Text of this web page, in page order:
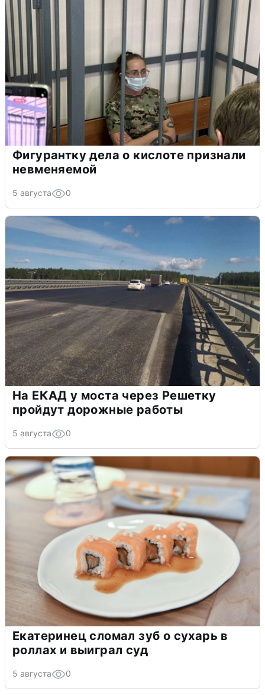
Фигурантку дела о кислоте признали
невменяемой
5 августа 0
На ЕКАД у моста через Решетку
пройдут дорожные работы
5 августа 0
Екатеринец сломал зуб о сухарь в
роллах и выиграл суд
5 августа 0